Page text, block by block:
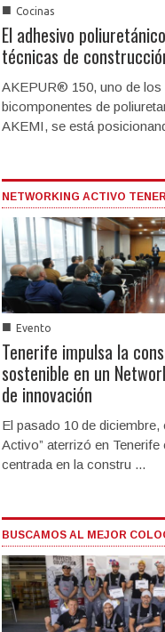
■ Cocinas
El adhesivo
técnicas de
AKEPUR® 150, uno de los
bicomponentes de
AKEMI, se está
NETWORKING ACTIVO
■ Evento
Tenerife impulsa la
sostenible en un
de innovación
El pasado 10 de diciembre,
Activo” aterrizó en
centrada en la constru ...
BUSCAMOS AL MEJOR